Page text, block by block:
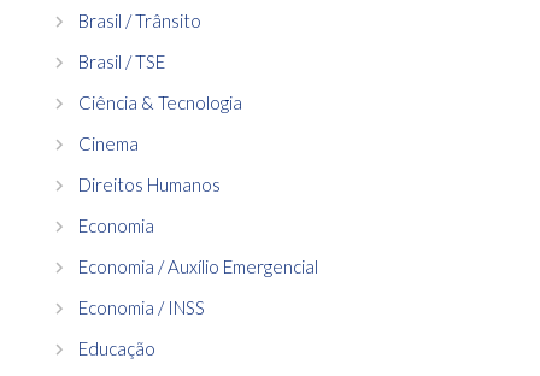
Brasil / Trânsito
Brasil / TSE
Ciência & Tecnologia
Cinema
Direitos Humanos
Economia
Economia / Auxílio Emergencial
Economia / INSS
Educação